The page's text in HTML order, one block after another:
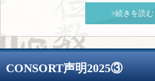
>続きを読む
CONSORT声明2025③